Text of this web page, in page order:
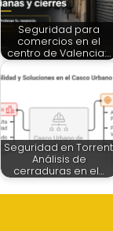
Seguridad para
comercios en el
centro de Valencia:…
Seguridad en
Análisis de
cerraduras en el…